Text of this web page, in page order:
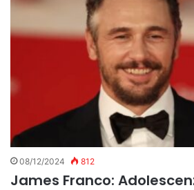
08/12/2024 812
James Franco: